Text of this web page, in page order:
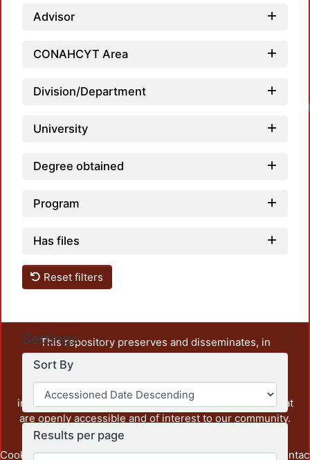
Advisor
CONAHCYT Area
Division/Department
University
Degree obtained
Program
Has files
Reset filters
Settings
Sort By
Results per page
This repository preserves and disseminates, in
unrestricted open access, the teaching and research
output of UAM Azcapotzalco. It also includes some
administrative and graphic documents from the
institution, as well as content from other institutions that
are openly accessible and of interest to our community.
Cookie Privacy End User Send